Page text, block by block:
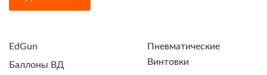
EdGun
Баллоны ВД
Пневматические
Винтовки